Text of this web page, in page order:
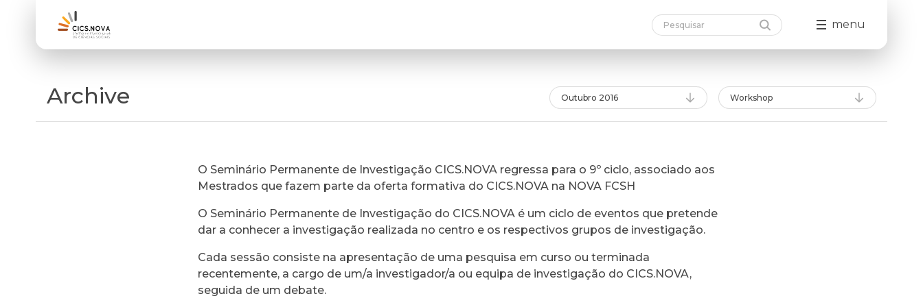
menu
Archive Outubro 2016 Workshop
O Seminário Permanente de Investigação CICS.NOVA regressa para o 9º ciclo, associado aos
Mestrados que fazem parte da oferta formativa do CICS.NOVA na NOVA FCSH
O Seminário Permanente de Investigação do CICS.NOVA é um ciclo de eventos que pretende
dar a conhecer a investigação realizada no centro e os respectivos grupos de investigação.
Cada sessão consiste na apresentação de uma pesquisa em curso ou terminada
recentemente, a cargo de um/a investigador/a ou equipa de investigação do CICS.NOVA,
seguida de um debate.